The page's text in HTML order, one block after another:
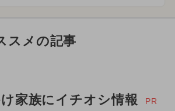
スメの記事
家族にイチオシ情報 PR